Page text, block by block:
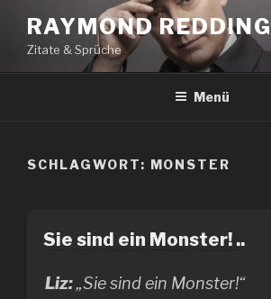
Inhalt
springen
RAYMOND
Zitate & Sprüche
Menü
SCHLAGWORT: MONSTER
Sie sind ein Monster! ..
Liz:„Sie sind ein Monster!“